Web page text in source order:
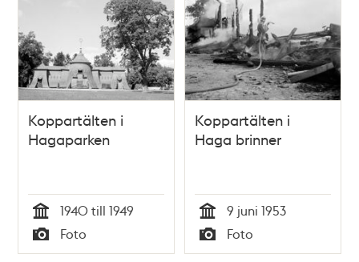
Koppartälten i
Hagaparken
Tid
1940 till 1949
Typ
Foto
Koppartälten i
Haga brinner
Tid
9 juni 1953
Typ
Foto